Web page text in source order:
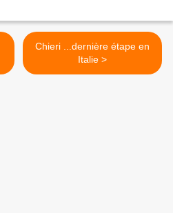
Chieri ...dernière étape en
Italie >